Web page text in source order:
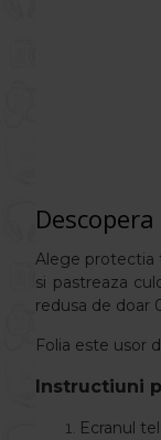
Alege protectia
si pastreaza
redusa de doar
Folia este usor
Instructiuni
Ecranul